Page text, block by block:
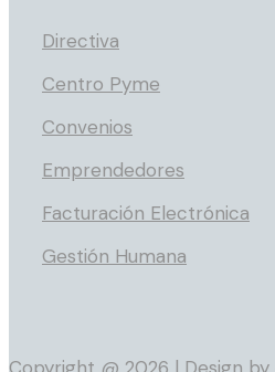
Directiva
Centro Pyme
Convenios
Emprendedores
Facturación Electrónica
Gestión Humana